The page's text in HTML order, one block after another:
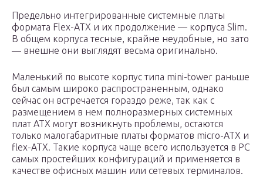
Предельно интегрированные системные платы
формата Flex-ATX и их продолжение — корпуса Slim.
В общем корпуса тесные, крайне неудобные, но зато
— внешне они выглядят весьма оригинально.
Маленький по высоте корпус типа mini-tower раньше
был самым широко распространенным, однако
сейчас он встречается гораздо реже, так как с
размещением в нем полноразмерных системных
плат АТХ могут возникнуть проблемы, остаются
только малогабаритные платы форматов micro-ATX и
flex-АТХ. Такие корпуса чаще всего используется в РС
самых простейших конфигураций и применяется в
качестве офисных машин или сетевых терминалов.